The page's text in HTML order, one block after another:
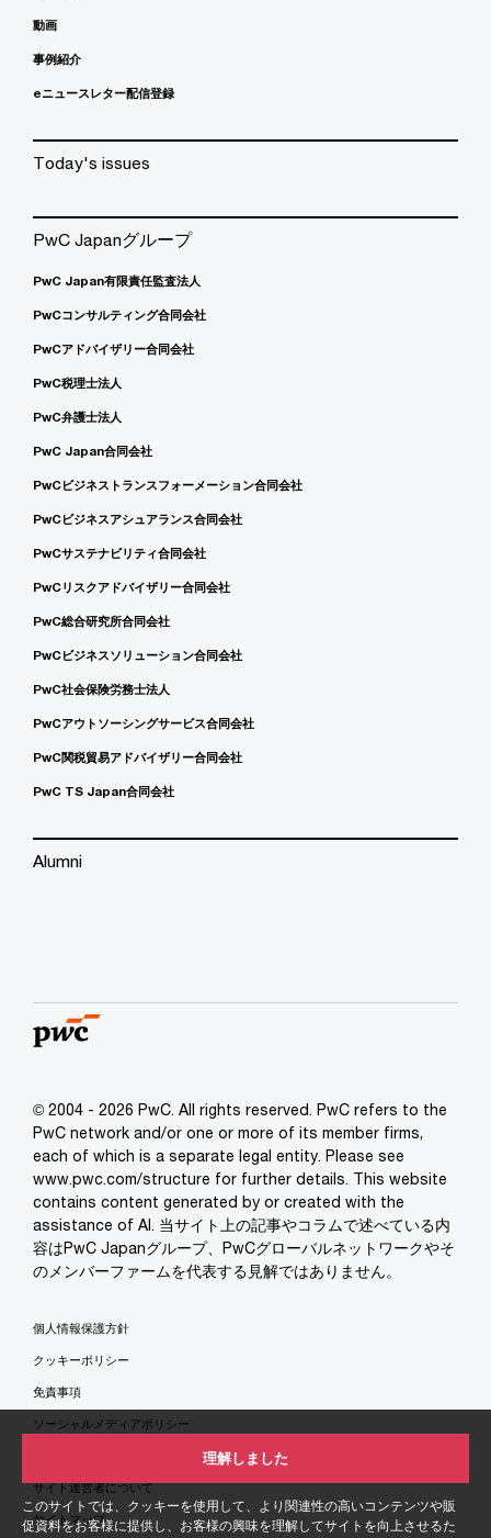
このサイトでは、クッキーを使用して、より関連性の高いコンテンツや販
促資料をお客様に提供し、お客様の興味を理解してサイトを向上させるた
理解しました
動画
事例紹介
eニュースレター配信登録
Today's issues
PwC Japanグループ
PwC Japan有限責任監査法人
PwCコンサルティング合同会社
PwCアドバイザリー合同会社
PwC税理士法人
PwC弁護士法人
PwC Japan合同会社
PwCビジネストランスフォーメーション合同会社
PwCビジネスアシュアランス合同会社
PwCサステナビリティ合同会社
PwCリスクアドバイザリー合同会社
PwC総合研究所合同会社
PwCビジネスソリューション合同会社
PwC社会保険労務士法人
PwCアウトソーシングサービス合同会社
PwC関税貿易アドバイザリー合同会社
PwC TS Japan合同会社
Alumni
© 2004 - 2026 PwC. All rights reserved. PwC refers to the
PwC network and/or one or more of its member firms,
each of which is a separate legal entity. Please see
www.pwc.com/structure for further details. This website
contains content generated by or created with the
assistance of AI. 当サイト上の記事やコラムで述べている内
容はPwC Japanグループ、PwCグローバルネットワークやそ
のメンバーファームを代表する見解ではありません。
個人情報保護方針
クッキーポリシー
免責事項
ソーシャルメディアポリシー
サイト運営者について
サイトマップ